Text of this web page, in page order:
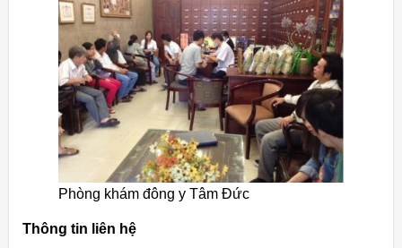
Phòng khám đông y Tâm Đức
Thông tin liên hệ